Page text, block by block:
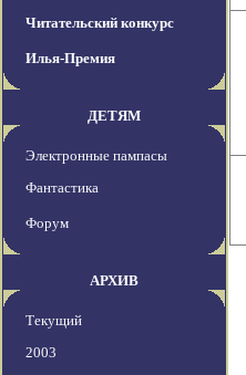
Читательский конкурс
Илья-Премия
ДЕТЯМ
Электронные пампасы
Фантастика
Форум
АРХИВ
Текущий
2003